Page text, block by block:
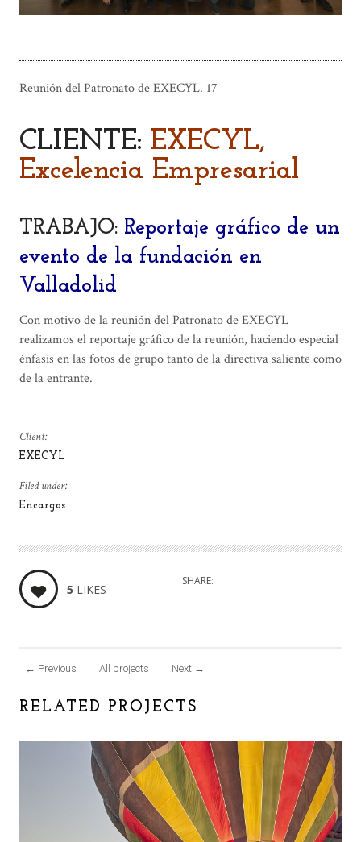
Reunión del Patronato de EXECYL. 17
CLIENTE: EXECYL,
Excelencia Empresarial
TRABAJO: Reportaje gráfico de un
evento de la fundación en
Valladolid
Con motivo de la reunión del Patronato de EXECYL
realizamos el reportaje gráfico de la reunión, haciendo especial
énfasis en las fotos de grupo tanto de la directiva saliente como
de la entrante.
Client:
EXECYL
Filed under:
Encargos
5 LIKES
SHARE:
RELATED PROJECTS
← Previous All projects Next →